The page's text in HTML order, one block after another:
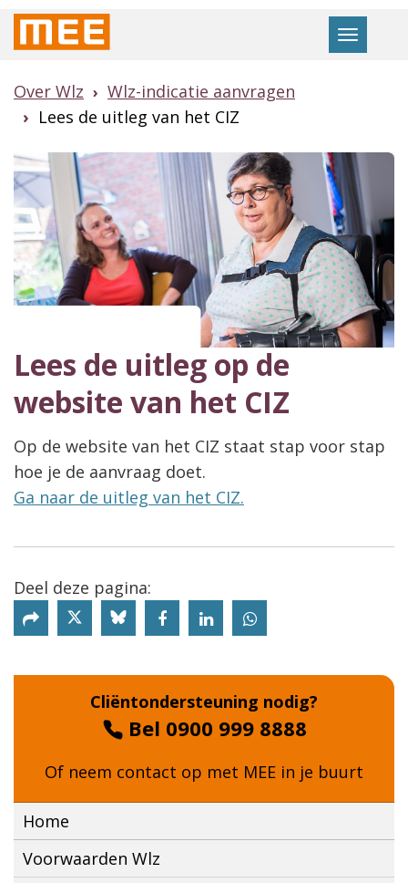
Naar
hoofdinhoud
Toggle
Over Wlz
Wlz-indicatie aanvragen
Lees de uitleg van het CIZ
Lees de uitleg op de
website van het CIZ
Op de website van het CIZ staat stap voor stap
hoe je de aanvraag doet.
Ga naar de uitleg van het CIZ.
Deel deze pagina:
Deel deze pagina via X
Deel deze pagina via Bluesky
Cliëntondersteuning nodig?
Bel 0900 999 8888
Of neem contact op met MEE in je buurt
Home
Voorwaarden Wlz